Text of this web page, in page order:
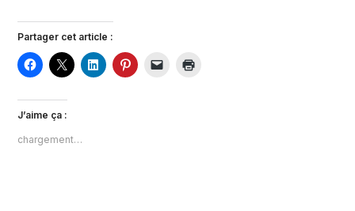
Partager cet article :
J’aime ça :
chargement…